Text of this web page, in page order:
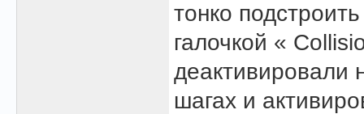
тонко
галочкой «
деактивировали
шагах и